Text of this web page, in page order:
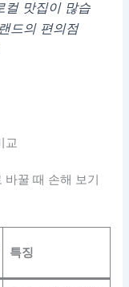
컬 맛집이 많습
드의 편의점
교
바꿀 때 손해 보기
특징